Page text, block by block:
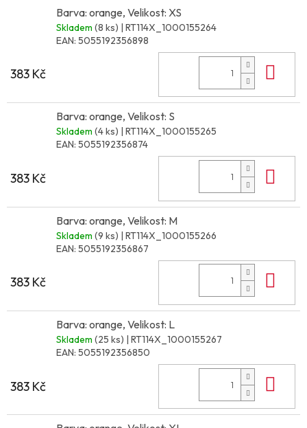
Barva: orange, Velikost: XS
Skladem (8 ks) | RT114X_1000155264
EAN: 5055192356898
383 Kč
Barva: orange, Velikost: S
Skladem (4 ks) | RT114X_1000155265
EAN: 5055192356874
383 Kč
Barva: orange, Velikost: M
Skladem (9 ks) | RT114X_1000155266
EAN: 5055192356867
383 Kč
Barva: orange, Velikost: L
Skladem (25 ks) | RT114X_1000155267
EAN: 5055192356850
383 Kč